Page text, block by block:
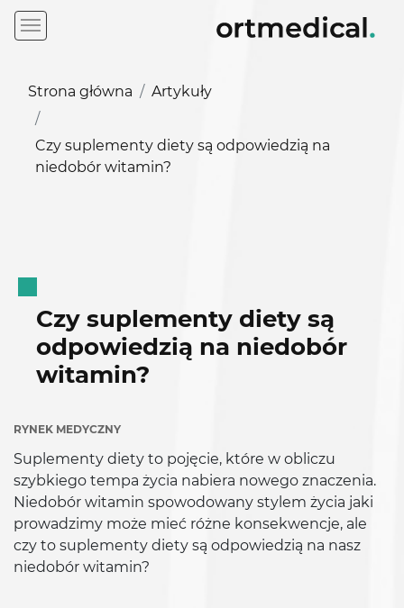
Strona główna Artykuły
Czy suplementy diety są odpowiedzią na
niedobór witamin?
Czy suplementy diety są
odpowiedzią na niedobór
witamin?
RYNEK MEDYCZNY
Suplementy diety to pojęcie, które w obliczu
szybkiego tempa życia nabiera nowego znaczenia.
Niedobór witamin spowodowany stylem życia jaki
prowadzimy może mieć różne konsekwencje, ale
czy to suplementy diety są odpowiedzią na nasz
niedobór witamin?